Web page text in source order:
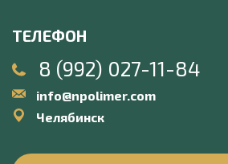
ТЕЛЕФОН
8 (992) 027-11-84
info@npolimer.com
Челябинск